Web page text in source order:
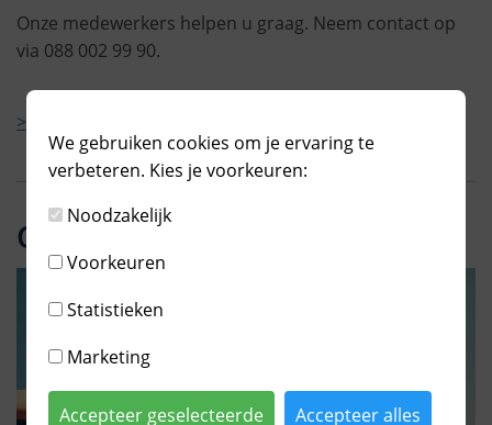
Onze medewerkers helpen u graag. Neem contact op
via 088 002 99 90.
> Bekijk hier alle locaties
Ons aanbod
We gebruiken cookies om je ervaring te
verbeteren. Kies je voorkeuren:
Noodzakelijk
Voorkeuren
Statistieken
Marketing
Accepteer geselecteerde Accepteer alles